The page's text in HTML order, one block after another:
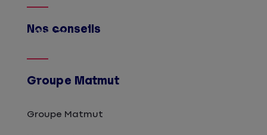
Nos conseils
Afficher
Groupe Matmut
Groupe Matmut